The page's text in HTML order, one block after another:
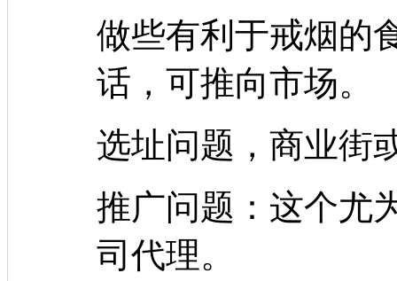
做些有利于戒烟的
话，可推向市场。
选址问题，商业街
推广问题：这个尤
司代理。